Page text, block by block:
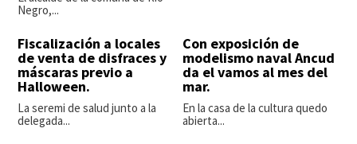
Negro,...
Fiscalización a locales
de venta de disfraces y
máscaras previo a
Halloween.
La seremi de salud junto a la
delegada...
Con exposición de
modelismo naval Ancud
da el vamos al mes del
mar.
En la casa de la cultura quedo
abierta...